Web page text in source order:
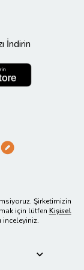
İndirin
Şirketimizin
için lütfen Kişisel
inceleyiniz.